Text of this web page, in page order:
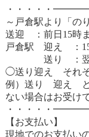
・・・・・
～戸倉駅より「の
送迎 ：前日15時
戸倉駅 迎え ：
送り ：翌9
◯送り迎え それぞ
例）送り 迎え と
ない場合はお受け
・・・・・
【お支払い】
現地でのお支払い